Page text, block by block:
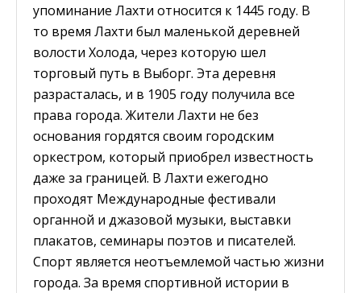
упоминание Лахти относится к 1445 году. В
то время Лахти был маленькой деревней
волости Холода, через которую шел
торговый путь в Выборг. Эта деревня
разрасталась, и в 1905 году получила все
права города. Жители Лахти не без
основания гордятся своим городским
оркестром, который приобрел известность
даже за границей. В Лахти ежегодно
проходят Международные фестивали
органной и джазовой музыки, выставки
плакатов, семинары поэтов и писателей.
Спорт является неотъемлемой частью жизни
города. За время спортивной истории в